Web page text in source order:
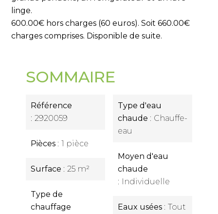
linge.
600.00€ hors charges (60 euros). Soit 660.00€
charges comprises. Disponible de suite.
SOMMAIRE
Référence
2920059
Pièces 1 pièce
Surface 25 m²
Type de
chauffage
Type d'eau
chaude
Chauffe-
eau
Moyen d'eau
chaude
Individuelle
Eaux usées
Tout